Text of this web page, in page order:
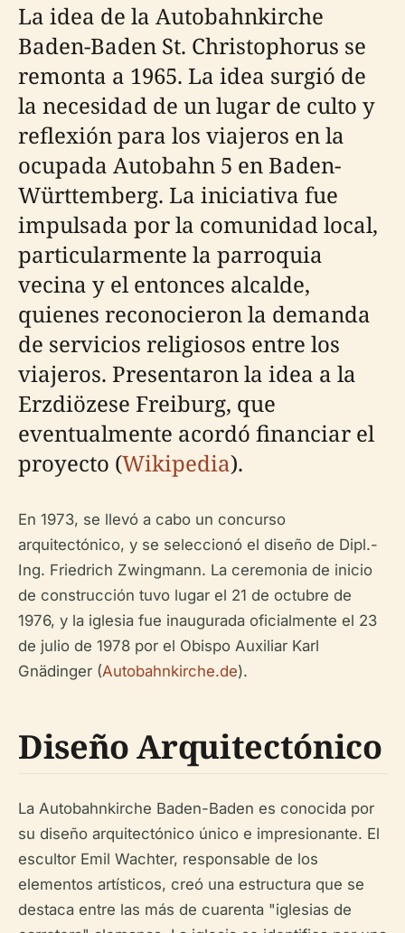
La idea de la Autobahnkirche
Baden-Baden St. Christophorus se
remonta a 1965. La idea surgió de
la necesidad de un lugar de culto y
reflexión para los viajeros en la
ocupada Autobahn 5 en Baden-
Württemberg. La iniciativa fue
impulsada por la comunidad local,
particularmente la parroquia
vecina y el entonces alcalde,
quienes reconocieron la demanda
de servicios religiosos entre los
viajeros. Presentaron la idea a la
Erzdiözese Freiburg, que
eventualmente acordó financiar el
proyecto (Wikipedia).
En 1973, se llevó a cabo un concurso
arquitectónico, y se seleccionó el diseño de Dipl.-
Ing. Friedrich Zwingmann. La ceremonia de inicio
de construcción tuvo lugar el 21 de octubre de
1976, y la iglesia fue inaugurada oficialmente el 23
de julio de 1978 por el Obispo Auxiliar Karl
Gnädinger (Autobahnkirche.de).
Diseño Arquitectónico
La Autobahnkirche Baden-Baden es conocida por
su diseño arquitectónico único e impresionante. El
escultor Emil Wachter, responsable de los
elementos artísticos, creó una estructura que se
destaca entre las más de cuarenta "iglesias de